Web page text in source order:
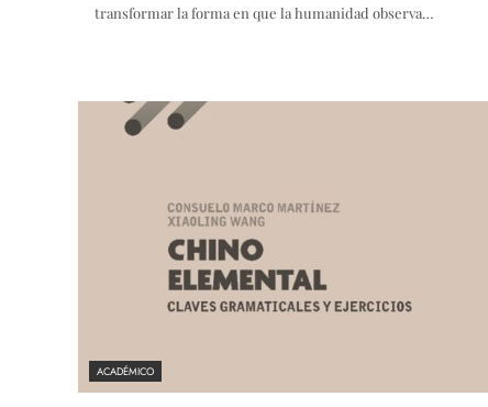
transformar la forma en que la humanidad observa…
ACADÉMICO